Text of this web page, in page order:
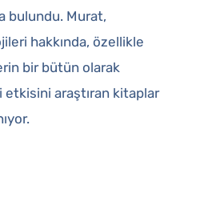
bulundu. Murat,
hakkında, özellikle
bir bütün olarak
araştıran kitaplar